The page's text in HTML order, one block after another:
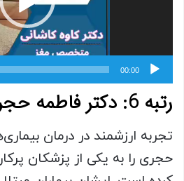
00:00
رتبه 6: دکتر فاطمه حجری
تجربه ارزشمند در درمان
حجری را به یکی از پزشکان